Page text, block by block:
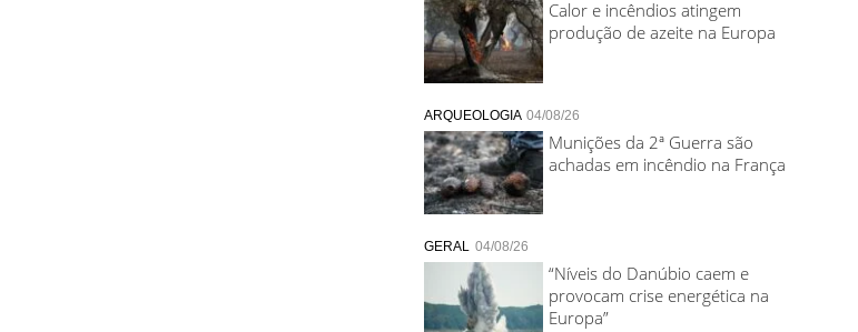
Calor e incêndios atingem
produção de azeite na Europa
ARQUEOLOGIA 04/08/26
Munições da 2ª Guerra são
achadas em incêndio na França
GERAL 04/08/26
“Níveis do Danúbio caem e
provocam crise energética na
Europa”